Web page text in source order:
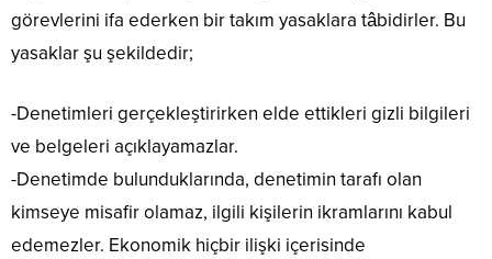
görevlerini ifa ederken bir takım yasaklara tâbidirler. Bu
yasaklar şu şekildedir;
-Denetimleri gerçekleştirirken elde ettikleri gizli bilgileri
ve belgeleri açıklayamazlar.
-Denetimde bulunduklarında, denetimin tarafı olan
kimseye misafir olamaz, ilgili kişilerin ikramlarını kabul
edemezler. Ekonomik hiçbir ilişki içerisinde